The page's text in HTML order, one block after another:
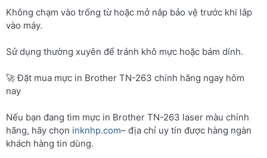
Không chạm vào trống từ hoặc mở nắp bảo vệ trước khi lắp
vào máy.
Sử dụng thường xuyên để tránh khô mực hoặc bám dính.
🚀 Đặt mua mực in Brother TN-263 chính hãng ngay hôm
nay
Nếu bạn đang tìm mực in Brother TN-263 laser màu chính
hãng, hãy chọn inknhp.com– địa chỉ uy tín được hàng ngàn
khách hàng tin dùng.